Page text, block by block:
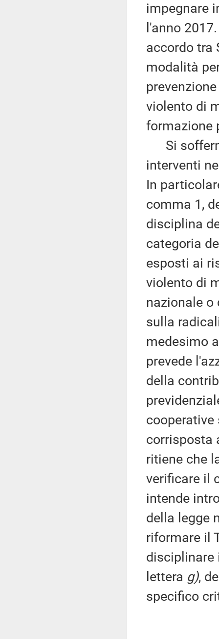
impegnare
l'anno
accordo tra
modalità
violento di
formazione
Si
interventi
In
comma 1,
disciplina
categoria
esposti ai
violento di
nazionale o
sulla
medesimo
prevede
della
corrisposta
ritiene che
verificare il
intende
della legge
riformare il
disciplinare
lettera g),
specifico